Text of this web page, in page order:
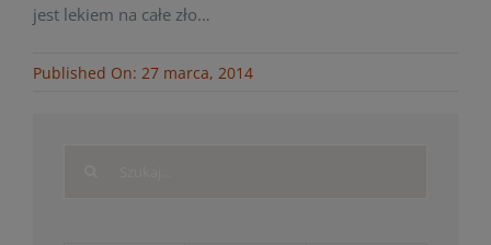
jest lekiem na całe zło…
Published On: 27 marca, 2014